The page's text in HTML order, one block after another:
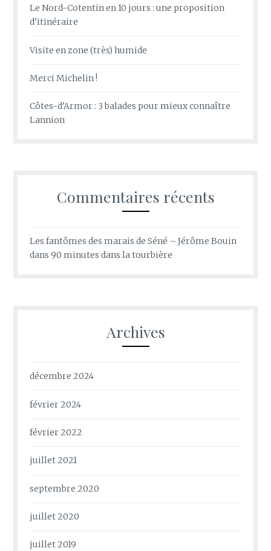
Le Nord-Cotentin en 10 jours : une proposition
d’itinéraire
Visite en zone (très) humide
Merci Michelin !
Côtes-d’Armor : 3 balades pour mieux connaître
Lannion
Commentaires récents
Les fantômes des marais de Séné – Jérôme Bouin
dans90 minutes dans la tourbière
Archives
décembre 2024
février 2024
février 2022
juillet 2021
septembre 2020
juillet 2020
juillet 2019